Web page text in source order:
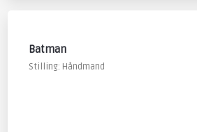
​Batman
Stilling: Håndmand